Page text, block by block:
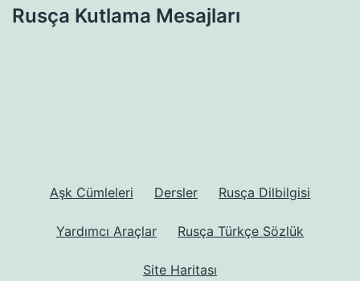
Rusça Kutlama Mesajları
Aşk Cümleleri Dersler Rusça Dilbilgisi
Yardımcı Araçlar Rusça Türkçe Sözlük
Site Haritası